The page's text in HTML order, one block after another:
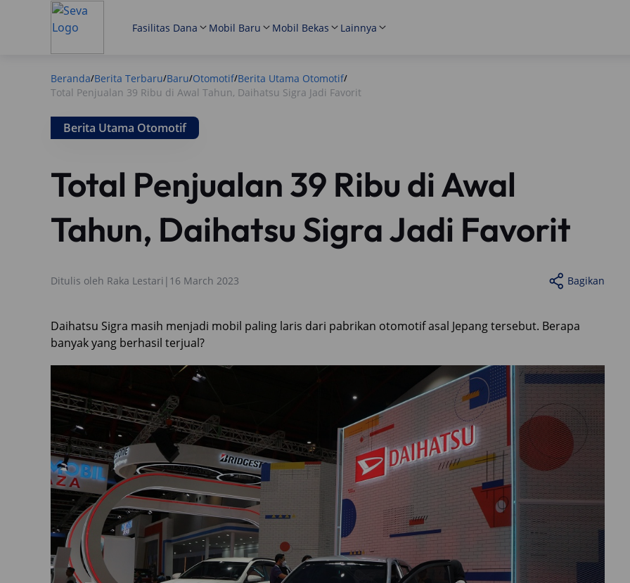
Fasilitas Dana Mobil Baru Mobil Bekas Lainnya
Beranda/Berita Terbaru/Baru/Otomotif/Berita Utama Otomotif/
Total Penjualan 39 Ribu di Awal Tahun, Daihatsu Sigra Jadi Favorit
Berita Utama Otomotif
Total Penjualan 39 Ribu di Awal
Tahun, Daihatsu Sigra Jadi Favorit
Ditulis oleh Raka Lestari | 16 March 2023 Bagikan
Daihatsu Sigra masih menjadi mobil paling laris dari pabrikan otomotif asal Jepang tersebut. Berapa
banyak yang berhasil terjual?